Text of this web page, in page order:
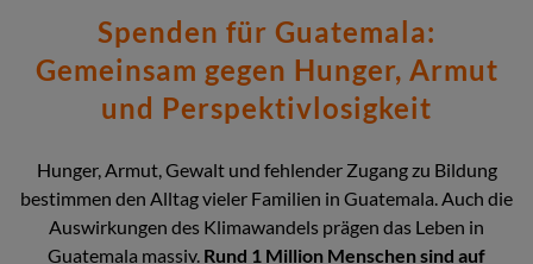
Spenden für Guatemala:
Gemeinsam gegen Hunger, Armut
und Perspektivlosigkeit
Hunger, Armut, Gewalt und fehlender Zugang zu Bildung
bestimmen den Alltag vieler Familien in Guatemala. Auch die
Auswirkungen des Klimawandels prägen das Leben in
Guatemala massiv. Rund 1 Million Menschen sind auf